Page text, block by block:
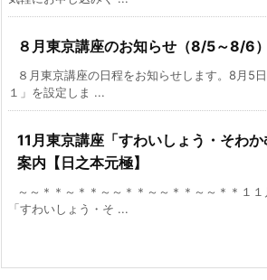
８月東京講座のお知らせ（8/5～8/6）
８月東京講座の日程をお知らせします。8月5
１」を設定しま ...
11月東京講座「すわいしょう・そわ
案内【日之本元極】
～～＊＊～＊＊～～＊＊～～＊＊～～＊＊１
「すわいしょう・そ ...